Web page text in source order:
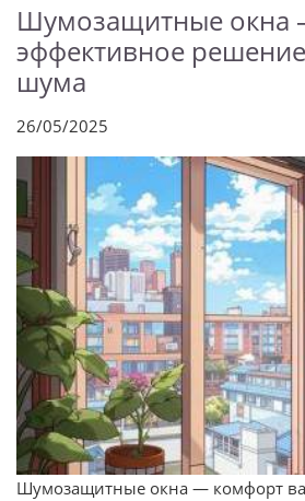
Шумозащитные окна
эффективное
шума
26/05/2025
Шумозащитные окна — комфорт